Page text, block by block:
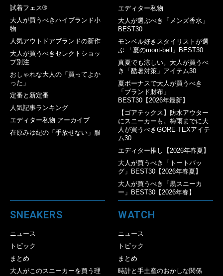
試着フェス®︎
大人が買うべきハイブランド小
物
人気アウトドアブランドの新作
大人が買うべきセレクトショッ
プ別注
おしゃれな大人の「買ってよか
った」
定番と新定番
人気記事ランキング
エディター私物 アーカイブ
在原みゆ紀の「手放せない」服
エディター私物
大人が選ぶべき「メンズ香水」
BEST30
モンベル好きスタイリストが選
ぶ 「夏のmont-bell」BEST30
真夏でも涼しい。大人が買うべ
き「酷暑対策」アイテム30
夏ボーナスで大人が買うべき
「ブランド財布」
BEST30【2026年最新】
【ゴアテックス】防水アウター
にスニーカーも。梅雨までに大
人が買うべきGORE-TEXアイテ
ム30
エディター推し【2026年春夏】
大人が買うべき「トートバッ
グ」BEST30【2026年春夏】
大人が買うべき「黒スニーカ
ー」BEST30【2026年春】
SNEAKERS
ニュース
トピック
まとめ
大人がこのスニーカーを買う理
WATCH
ニュース
トピック
まとめ
時計と手土産のおかしな関係